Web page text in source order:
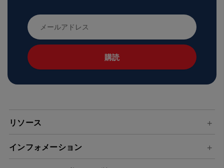
メ
ー
ル
ア
ド
リソース
インフォメーション